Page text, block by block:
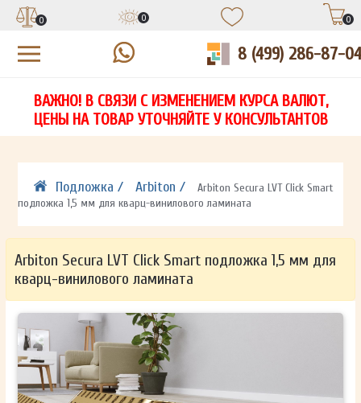
НА
СВЯЖЕТСЯ С ВАМИ В ТЕЧЕНИЕ 15 МИНУТ
ЗАПОЛНИТЕ ФОРМУ И НАШ МЕНЕДЖЕР
СВЯЖЕТСЯ С ВАМИ В ТЕЧЕНИЕ 15 МИНУТ
ОТПРАВИТЬ
Ваши данные не будут переданы третьим лицам
ЗАПОЛНИТЕ ФОРМУ И НАШ МЕНЕДЖЕР
СВЯЖЕТСЯ С ВАМИ В ТЕЧЕНИЕ 15 МИНУТ
ОТПРАВИТЬ
Ваши данные не будут переданы третьим лицам
0 0 0
8 (499) 286-87-04
ВАЖНО! В СВЯЗИ С ИЗМЕНЕНИЕМ КУРСА ВАЛЮТ,
ЦЕНЫ НА ТОВАР УТОЧНЯЙТЕ У КОНСУЛЬТАНТОВ
Подложка / Arbiton /
Arbiton Secura LVT Click Smart
подложка 1,5 мм для кварц-винилового ламината
Arbiton Secura LVT Click Smart подложка 1,5 мм для
кварц-винилового ламината